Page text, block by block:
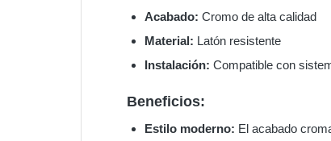
Acabado: Cromo de alta calidad
Material: Latón resistente
Instalación: Compatible con
Beneficios:
Estilo moderno: El acabado